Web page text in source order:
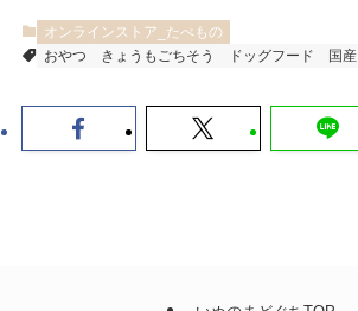
オンラインストア_たべもの
おやつ
きょうもごちそう ドッグフード 国産